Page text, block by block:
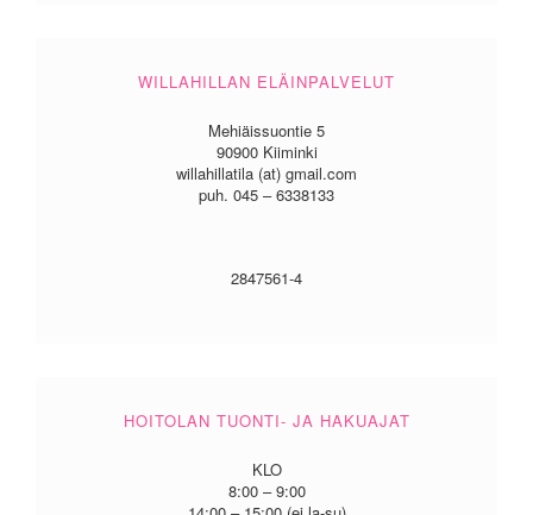
WILLAHILLAN ELÄINPALVELUT
Mehiäissuontie 5
90900 Kiiminki
willahillatila (at) gmail.com
puh. 045 – 6338133
2847561-4
HOITOLAN TUONTI- JA HAKUAJAT
KLO
8:00 – 9:00